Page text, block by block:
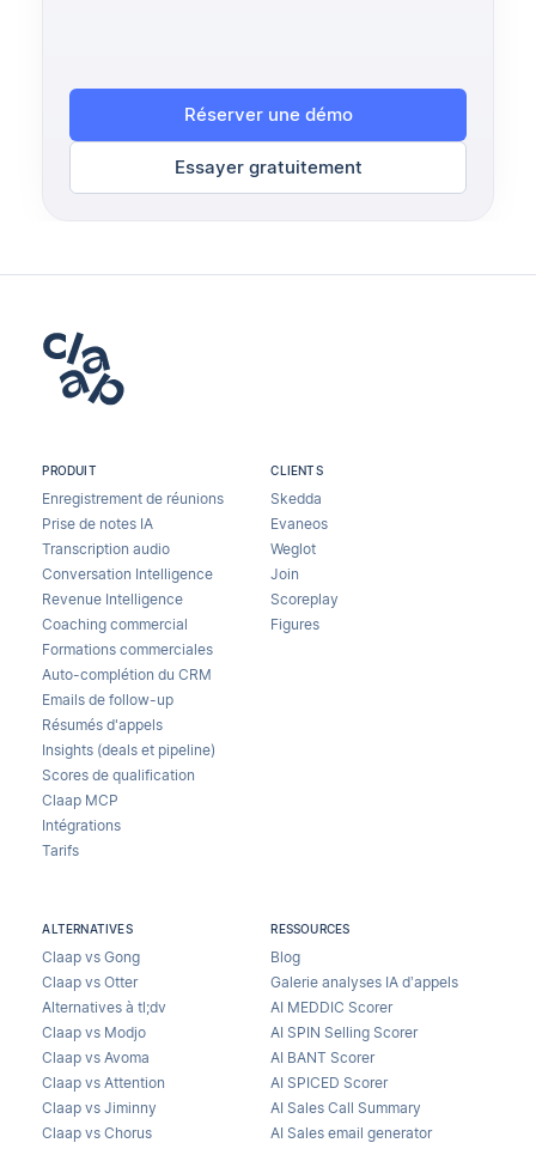
Réserver une démo
Essayer gratuitement
PRODUIT
Enregistrement de réunions
Prise de notes IA
Transcription audio
Conversation Intelligence
Revenue Intelligence
Coaching commercial
Formations commerciales
Auto-complétion du CRM
Emails de follow-up
Résumés d'appels
Insights (deals et pipeline)
Scores de qualification
Claap MCP
Intégrations
Tarifs
CLIENTS
Skedda
Evaneos
Weglot
Join
Scoreplay
Figures
ALTERNATIVES
Claap vs Gong
Claap vs Otter
Alternatives à tl;dv
Claap vs Modjo
Claap vs Avoma
Claap vs Attention
Claap vs Jiminny
Claap vs Chorus
RESSOURCES
Blog
Galerie analyses IA d’appels
AI MEDDIC Scorer
AI SPIN Selling Scorer
AI BANT Scorer
AI SPICED Scorer
AI Sales Call Summary
AI Sales email generator